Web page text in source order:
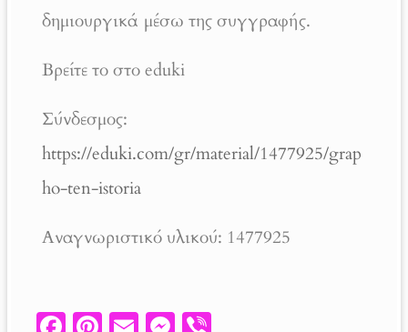
δημιουργικά μέσω της συγγραφής.
Βρείτε το στο eduki
Σύνδεσμος:
https://eduki.com/gr/material/1477925/grap
ho-ten-istoria
Αναγνωριστικό υλικού: 1477925